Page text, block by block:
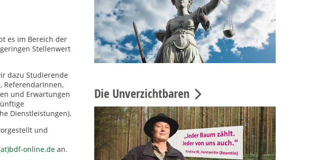
es im Bereich der
Stellenwert
dazu Studierende
ReferendarInnen,
und Erwartungen
Dienstleistungen).
und
online.de an.
Die Unverzichtbaren